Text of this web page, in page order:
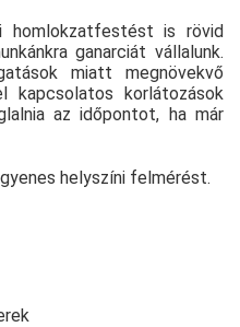
is rövid
ganarciát vállalunk.
miatt megnövekvő
kapcsolatos korlátozások
az időpontot, ha már
helyszíni felmérést.